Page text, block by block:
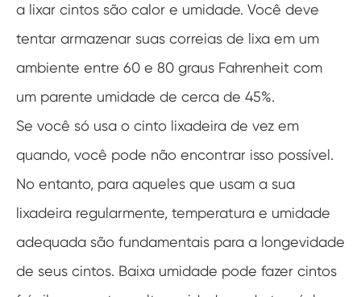
a lixar cintos são calor e umidade. Você deve
tentar armazenar suas correias de lixa em um
ambiente entre 60 e 80 graus Fahrenheit com
um parente umidade de cerca de 45%.
Se você só usa o cinto lixadeira de vez em
quando, você pode não encontrar isso possível.
No entanto, para aqueles que usam a sua
lixadeira regularmente, temperatura e umidade
adequada são fundamentais para a longevidade
de seus cintos. Baixa umidade pode fazer cintos